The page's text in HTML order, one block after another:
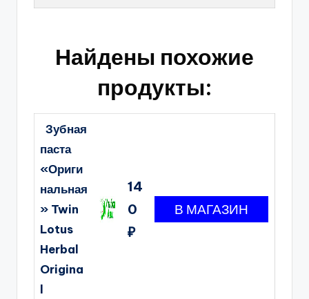
Найдены похожие
продукты:
Зубная
паста
«Ориги
нальная
» Twin
Lotus
Herbal
Origina
l
14
0
₽